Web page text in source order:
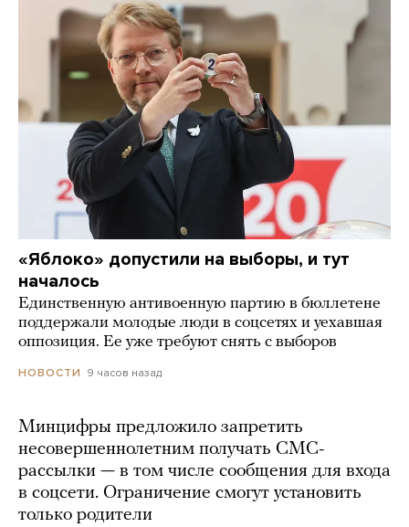
«Яблоко» допустили на выборы, и тут
началось
Единственную антивоенную партию в бюллетене
поддержали молодые люди в соцсетях и уехавшая
оппозиция. Ее уже требуют снять с выборов
НОВОСТИ 9 часов назад
Минцифры предложило запретить
несовершеннолетним получать СМС-
рассылки — в том числе сообщения для входа
в соцсети. Ограничение смогут установить
только родители